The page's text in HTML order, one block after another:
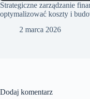
Strategiczne zarządzanie
optymalizować koszty i
2 marca 2026
Dodaj komentarz